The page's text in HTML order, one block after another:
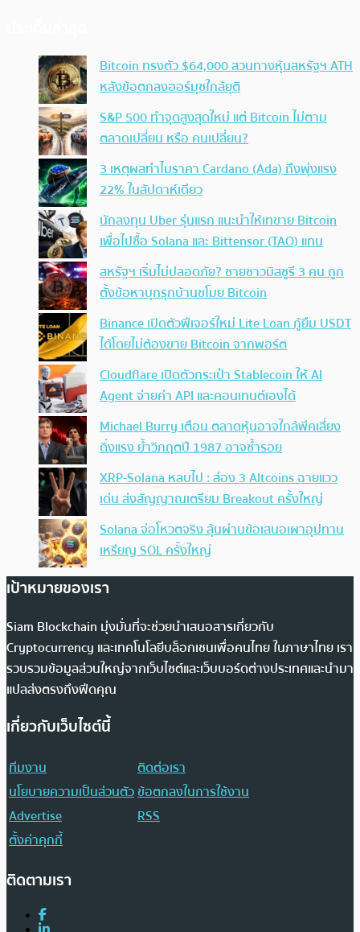
Bitcoin ทรงตัว $64,000 สวนทางหุ้นสหรัฐฯ ATH
หลังข้อตกลงฮอร์มุซใกล้ยุติ
S&P 500 ทำจุดสูงสุดใหม่ แต่ Bitcoin ไม่ตาม
ตลาดเปลี่ยน หรือ คนเปลี่ยน?
3 เหตุผลทำไมราคา Cardano (Ada) ถึงพุ่งแรง
22% ในสัปดาห์เดียว
นักลงทุน Uber รุ่นแรก แนะนำให้เทขาย Bitcoin
เพื่อไปซื้อ Solana และ Bittensor (TAO) แทน
สหรัฐฯ เริ่มไม่ปลอดภัย? ชายชาวมิสซูรี 3 คน ถูก
ตั้งข้อหาบุกรุกบ้านขโมย Bitcoin
Binance เปิดตัวฟีเจอร์ใหม่ Lite Loan กู้ยืม USDT
ได้โดยไม่ต้องขาย Bitcoin จากพอร์ต
Cloudflare เปิดตัวกระเป๋า Stablecoin ให้ AI
Agent จ่ายค่า API และคอนเทนต์เองได้
Michael Burry เตือน ตลาดหุ้นอาจใกล้พีคเสี่ยง
ดิ่งแรง ย้ำวิกฤตปี 1987 อาจซ้ำรอย
XRP-Solana หลบไป : ส่อง 3 Altcoins ฉายแวว
เด่น ส่งสัญญาณเตรียม Breakout ครั้งใหญ่
Solana จ่อโหวตจริง ลุ้นผ่านข้อเสนอเผาอุปทาน
เหรียญ SOL ครั้งใหญ่
เป้าหมายของเรา
Siam Blockchain มุ่งมั่นที่จะช่วยนำเสนอสารเกี่ยวกับ
Cryptocurrency และเทคโนโลยีบล็อกเชนเพื่อคนไทย ในภาษาไทย เรา
รวบรวมข้อมูลส่วนใหญ่จากเว็บไซต์และเว็บบอร์ดต่างประเทศและนำมา
แปลส่งตรงถึงฟีดคุณ
เกี่ยวกับเว็บไซต์นี้
ทีมงาน
ติดต่อเรา
นโยบายความเป็นส่วนตัวข้อตกลงในการใช้งาน
Advertise
RSS
ตั้งค่าคุกกี้
ติดตามเรา